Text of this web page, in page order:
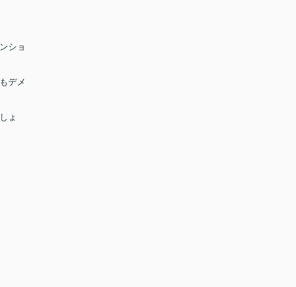
ショ
デメ
ょ